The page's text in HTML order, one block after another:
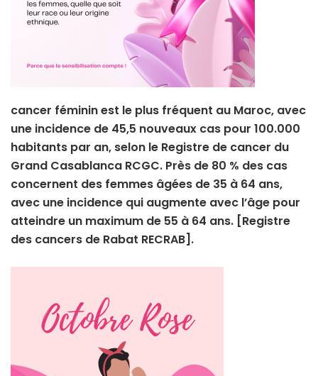
cancer féminin est le plus fréquent au Maroc, avec
une incidence de 45,5 nouveaux cas pour 100.000
habitants par an, selon le Registre de cancer du
Grand Casablanca RCGC. Près de 80 % des cas
concernent des femmes âgées de 35 à 64 ans,
avec une incidence qui augmente avec l’âge pour
atteindre un maximum de 55 à 64 ans. [Registre
des cancers de Rabat RECRAB].